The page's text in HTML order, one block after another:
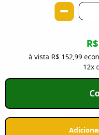
à vista R$ 152,99
12x